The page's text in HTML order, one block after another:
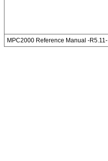
MPC2000 Reference Manual -R5.11-